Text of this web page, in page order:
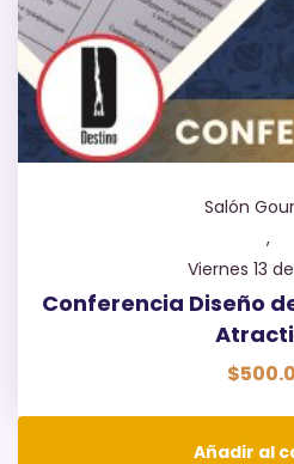
Salón
,
Viernes 13
Conferencia Diseño
$
Añadir al